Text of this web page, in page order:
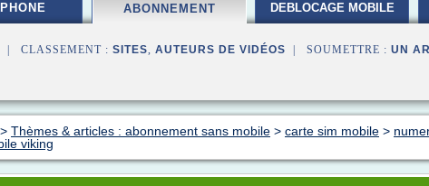
ABONNEMENT DEBLOCAGE MOBILE
| CLASSEMENT : SITES, AUTEURS DE VIDÉOS | SOUMETTRE : UN
> Thèmes & articles : abonnement sans mobile > carte sim mobile >
viking